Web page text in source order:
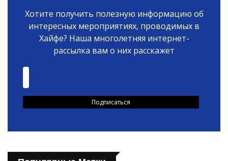
Хотите получить полезную информацию об
интересных мероприятиях, проводимых в
Хайфе? Наша многолетняя интернет-
рассылка вам о них расскажет